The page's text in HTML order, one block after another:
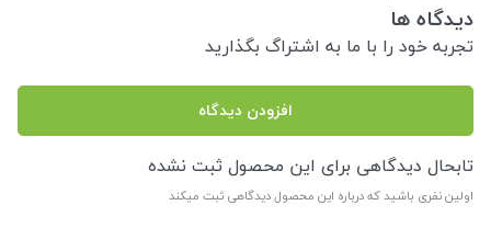
دیدگاه ها
تجربه خود را با ما به اشتراگ بگذارید
افزودن دیدگاه
تابحال دیدگاهی برای این محصول ثبت نشده
اولین نفری باشید که درباره این محصول دیدگاهی ثبت میکند